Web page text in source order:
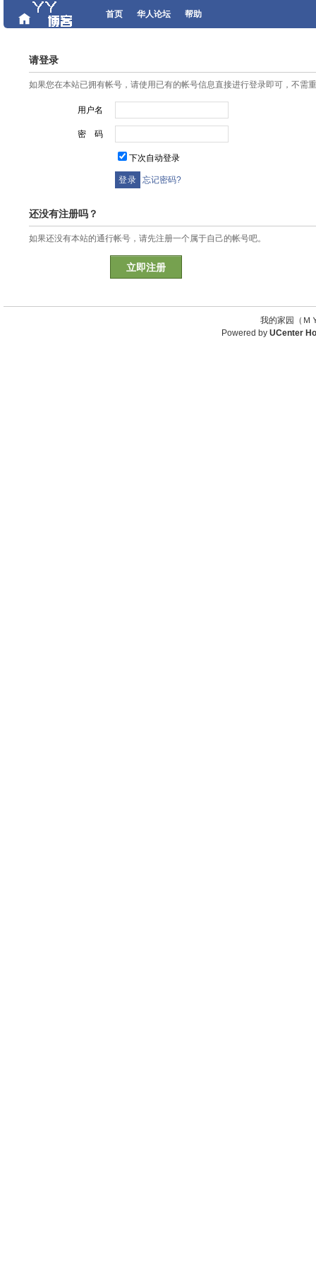
首页 华人论坛 帮助
请登录
如果您在本站已拥有帐号，请使用已有的帐号信息直接进行登录即可，不需
用户名
密 码
下次自动登录
忘记密码?
还没有注册吗？
如果还没有本站的通行帐号，请先注册一个属于自己的帐号吧。
立即注册
我的家园（
Powered by UCenter